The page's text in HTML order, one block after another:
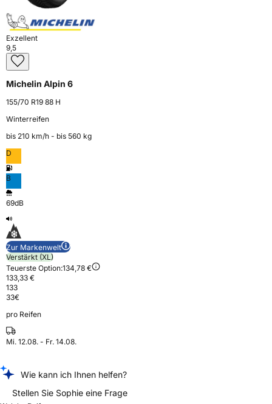
Exzellent
9,5
Michelin Alpin 6
155/70 R19 88 H
Winterreifen
bis 210 km⁠/⁠h - bis 560 kg
D
B
69dB
Zur Markenwelt
Verstärkt (XL)
Teuerste Option:134,78 €
133,33 €
133
33€
pro Reifen
Mi. 12.08. - Fr. 14.08.
Wie kann ich Ihnen helfen?
Stellen Sie Sophie eine Frage